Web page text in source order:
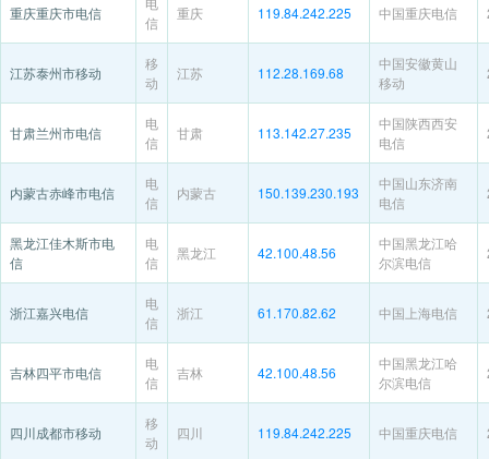
重庆重庆市电信
信
重庆 119.84.242.225 中国重庆电信
江苏泰州市移动
移
动
江苏 112.28.169.68
中国安徽黄山
移动
甘肃兰州市电信
电
信
甘肃 113.142.27.235
中国陕西西安
电信
内蒙古赤峰市电信
电
信
内蒙古 150.139.230.193
中国山东济南
电信
黑龙江佳木斯市电
信
电
信
黑龙江 42.100.48.56
中国黑龙江哈
尔滨电信
浙江嘉兴电信
电
信
浙江 61.170.82.62 中国上海电信
吉林四平市电信
电
信
吉林 42.100.48.56
中国黑龙江哈
尔滨电信
四川成都市移动
移
动
四川 119.84.242.225 中国重庆电信